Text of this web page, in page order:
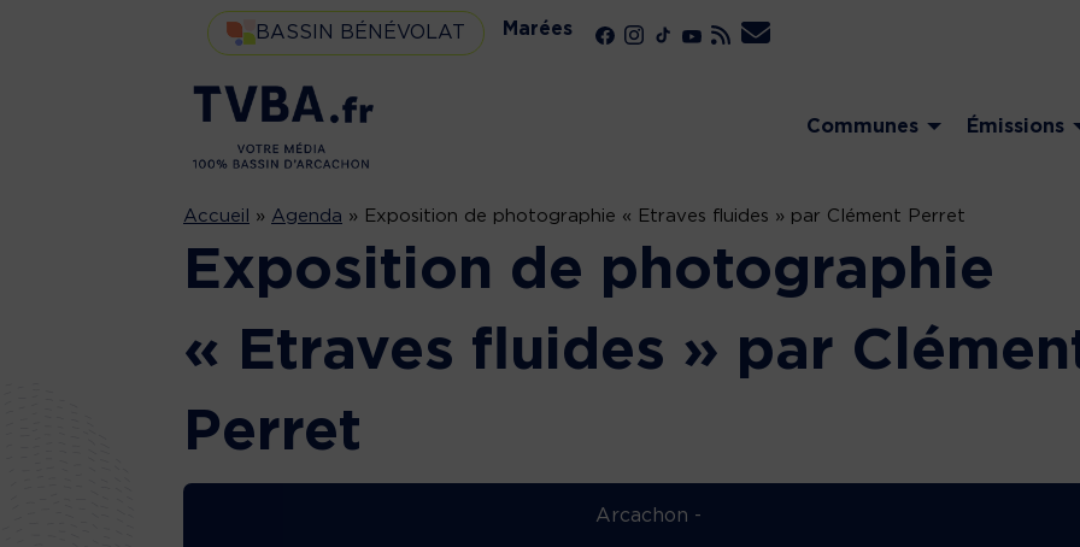
BASSIN BÉNÉVOLAT Marées
Communes Émissions
Accueil » Agenda » Exposition de photographie « Etraves fluides » par Clément Perret
Exposition de photographie
« Etraves fluides » par
Perret
Arcachon -